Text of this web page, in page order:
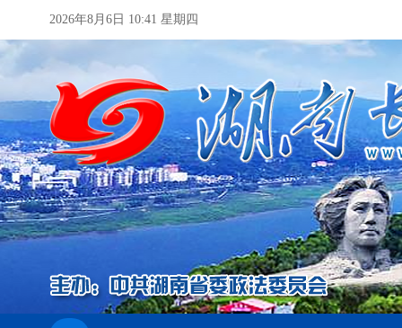
2026年8月6日 10:41 星期四